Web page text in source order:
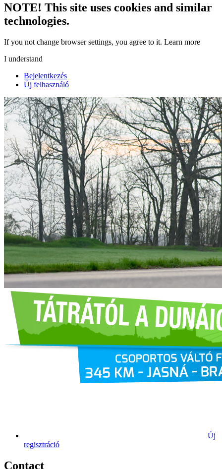
NOTE! This site uses cookies and similar
technologies.
If you not change browser settings, you agree to it. Learn more
I understand
Bejelentkezés
Új felhasználó
Új
regisztráció
Contact